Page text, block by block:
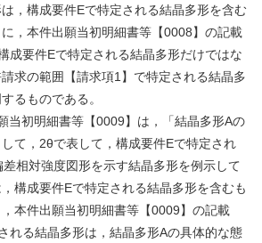
，構成要件Eで特定される結晶多形を含む
，本件出願当初明細書等【0008】の記載
成要件Eで特定される結晶多形だけではな
求の範囲【請求項1】で特定される結晶多
るものである。
当初明細書等【0009】は，「結晶多形Aの
て， 2θで表して，構成要件Eで特定され
差相対強度図形を示す結晶多形を例示して
構成要件Eで特定される結晶多形を含むも
本件出願当初明細書等【0009】の記載
れる結晶多形は，結晶多形Aの具体的な態